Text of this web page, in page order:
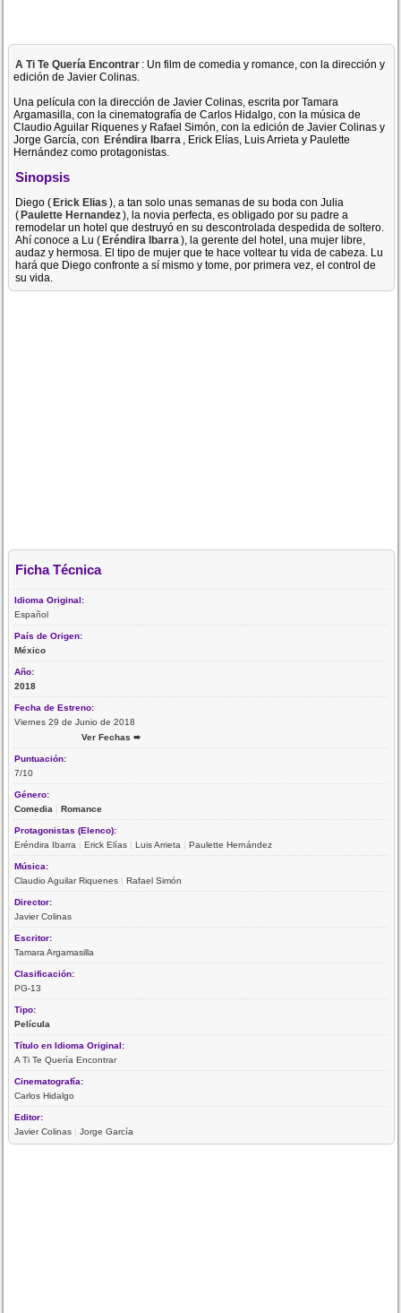
A Ti Te Quería Encontrar : Un film de comedia y romance, con la dirección y
edición de Javier Colinas.
Una película con la dirección de Javier Colinas, escrita por Tamara
Argamasilla, con la cinematografía de Carlos Hidalgo, con la música de
Claudio Aguilar Riquenes y Rafael Simón, con la edición de Javier Colinas y
Jorge García, con Eréndira Ibarra , Erick Elías, Luis Arrieta y Paulette
Hernández como protagonistas.
Sinopsis
Diego (Erick Elias ), a tan solo unas semanas de su boda con Julia
(Paulette Hernandez), la novia perfecta, es obligado por su padre a
remodelar un hotel que destruyó en su descontrolada despedida de soltero.
Ahí conoce a Lu (Eréndira Ibarra), la gerente del hotel, una mujer libre,
audaz y hermosa. El tipo de mujer que te hace voltear tu vida de cabeza. Lu
hará que Diego confronte a sí mismo y tome, por primera vez, el control de
su vida.
Ficha Técnica
Idioma Original:
Español
País de Origen:
México
Año:
2018
Fecha de Estreno:
Viernes 29 de Junio de 2018
Ver Fechas ➨
Puntuación:
7/10
Género:
Comedia |Romance
Protagonistas (Elenco):
Eréndira Ibarra |Erick Elías |Luis Arrieta |Paulette Hernández
Música:
Claudio Aguilar Riquenes |Rafael Simón
Director:
Javier Colinas
Escritor:
Tamara Argamasilla
Clasificación:
PG-13
Tipo:
Película
Título en Idioma Original:
A Ti Te Quería Encontrar
Cinematografía:
Carlos Hidalgo
Editor:
Javier Colinas |Jorge García